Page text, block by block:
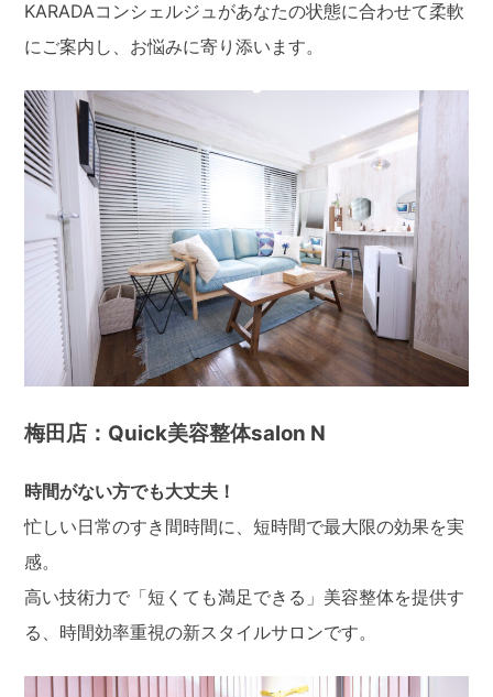
KARADAコンシェルジュがあなたの状態に合わせて柔軟
にご案内し、お悩みに寄り添います。
梅田店：Quick美容整体salon N
時間がない方でも大丈夫！
忙しい日常のすき間時間に、短時間で最大限の効果を実
感。
高い技術力で「短くても満足できる」美容整体を提供す
る、時間効率重視の新スタイルサロンです。